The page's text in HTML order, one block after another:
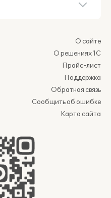
О сайте
О решениях 1С
Прайс-лист
Поддержка
Обратная связь
Сообщить об ошибке
Карта сайта